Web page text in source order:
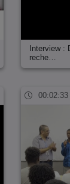
Interview :
reche…
00:02:33